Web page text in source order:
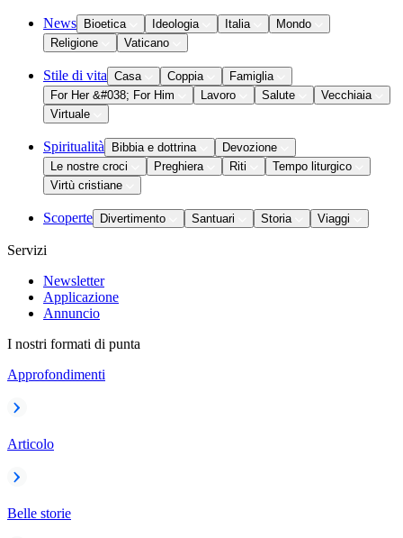
News Bioetica Ideologia Italia
Mondo
Religione
Vaticano
Stile di vita Casa Coppia
Famiglia
For Her &#038; For Him
Lavoro Salute
Vecchiaia
Virtuale
Spiritualità Bibbia e dottrina
Devozione
Le nostre croci
Preghiera Riti
Tempo liturgico
Virtù cristiane
Scoperte Divertimento Santuari Storia Viaggi
Servizi
Newsletter
Applicazione
Annuncio
I nostri formati di punta
Approfondimenti
Articolo
Belle storie